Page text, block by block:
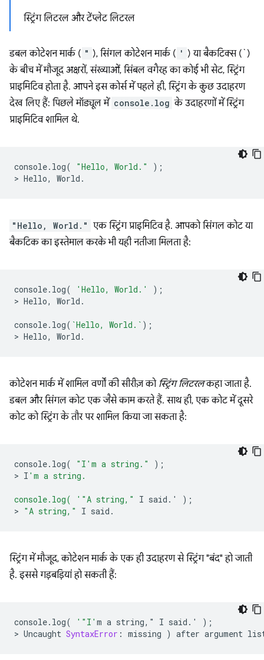
स्ट्रिंग लिटरल और टेंप्लेट लिटरल
डबल कोटेशन मार्क ( " ), सिंगल कोटेशन मार्क ( ' ) या बैकटिक्स (`)
के बीच में मौजूद अक्षरों, संख्याओं, सिंबल वगैरह का कोई भी सेट, स्ट्रिंग
प्राइमिटिव होता है. आपने इस कोर्स में पहले ही, स्ट्रिंग के कुछ उदाहरण
देख लिए हैं: पिछले मॉड्यूल में console.log के उदाहरणों में स्ट्रिंग
प्राइमिटिव शामिल थे.
console. log( "Hello, World."
);
> Hello, World .
"Hello, World." एक स्ट्रिंग प्राइमिटिव है. आपको सिंगल कोट या
बैकटिक का इस्तेमाल करके भी यही नतीजा मिलता है:
console. log( 'Hello, World.'
);
> Hello, World .
console. log( `Hello, World.` );
> Hello, World .
कोटेशन मार्क में शामिल वर्णों की सीरीज़ को स्ट्रिंग लिटरलकहा जाता है.
डबल और सिंगल कोट एक जैसे काम करते हैं. साथ ही, एक कोट में दूसरे
कोट को स्ट्रिंग के तौर पर शामिल किया जा सकता है:
console. log( "I'm a string."
);
> I 'm a string.
console.log( ' "A string," I said . '
);
> "A string," I said .
स्ट्रिंग में मौजूद, कोटेशन मार्क के एक ही उदाहरण से स्ट्रिंग "बंद" हो जाती
है. इससे गड़बड़ियां हो सकती हैं:
console. log( '"I' m a string, " I said . '
);
> Uncaught SyntaxError : missing ) after argument